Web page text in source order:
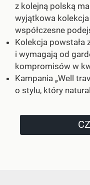
z kolejną polską
wyjątkowa kolekcja
współczesne
Kolekcja powstała
i wymagają od
kompromisów w
Kampania „Well
o stylu, który